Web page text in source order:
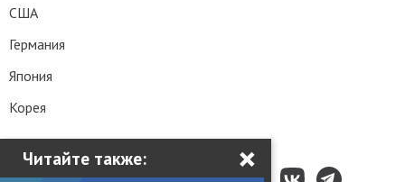
Читайте также: ×
США
Германия
Япония
Корея